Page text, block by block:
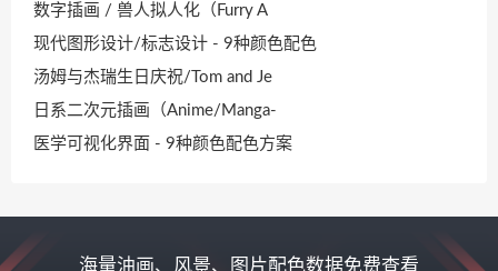
数字插画 / 兽人拟人化（Furry A
现代图形设计/标志设计 - 9种颜色配色
汤姆与杰瑞生日庆祝/Tom and Je
日系二次元插画（Anime/Manga-
医学可视化界面 - 9种颜色配色方案
海量油画、风景、图片配色数据免费查看